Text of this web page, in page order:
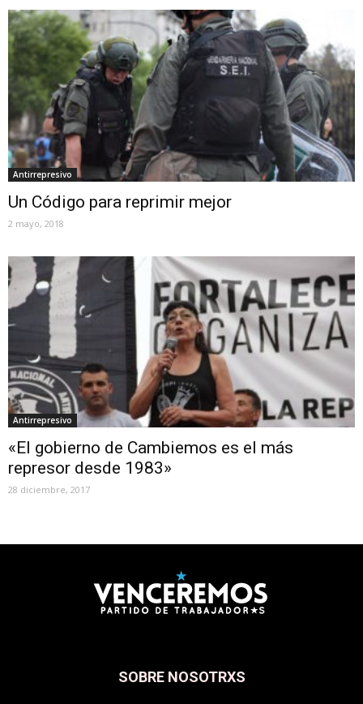
Antirrepresivo
Un Código para reprimir mejor
2 mayo, 2018
Antirrepresivo
«El gobierno de Cambiemos es el más
represor desde 1983»
28 diciembre, 2017
SOBRE NOSOTRXS